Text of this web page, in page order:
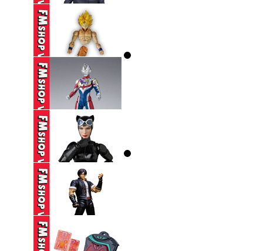
JUJUTSU ...
650,000 VND
(2ND) BANPRESTO
JUJUTSU KAISEN ...
390,000 VND
(THIẾU HÔNG+CHÂN,
THIẾU CHỐT ...
250,000 VND
(2ND,TRẦY) SHF
ULTRAMAN DECKER
...
(2ND) MAFEX 123
CATWOMAN HUSH ...
1,650,000 VND